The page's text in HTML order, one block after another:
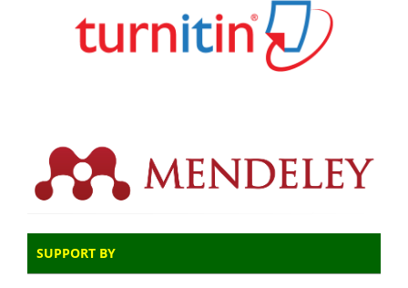
SUPPORT BY